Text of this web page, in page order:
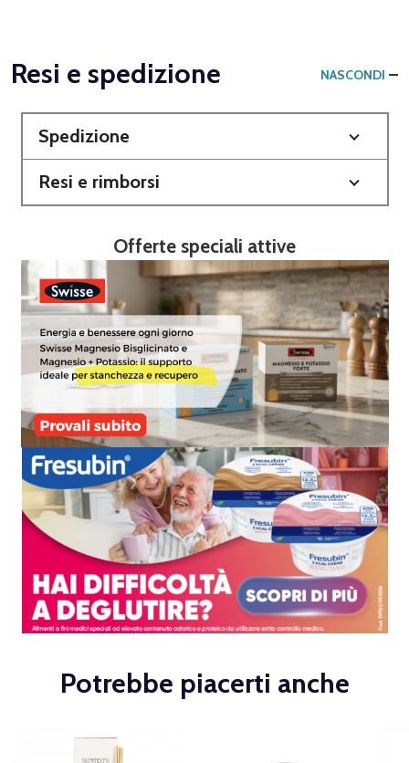
Resi e spedizione NASCONDI
Spedizione
Resi e rimborsi
Offerte speciali attive
Potrebbe piacerti anche